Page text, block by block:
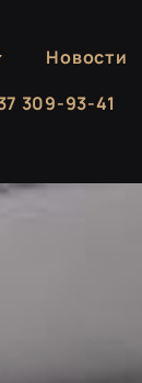
Новости
309-93-41